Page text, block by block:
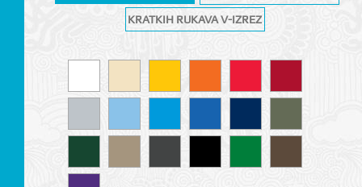
KRATKIH RUKAVA V-IZREZ